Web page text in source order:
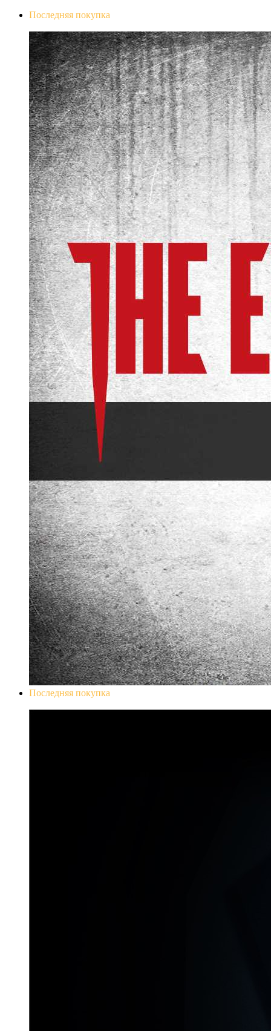
Последняя покупка
Последняя покупка